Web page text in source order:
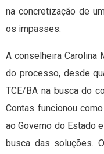
na concretização de
os impasses.
A conselheira Carolina
do processo, desde
TCE/BA na busca do
Contas funcionou
ao Governo do Estado
busca das soluções.